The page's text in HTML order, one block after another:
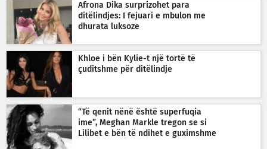
Afrona Dika surprizohet para
ditëlindjes: I fejuari e mbulon me
dhurata luksoze
Khloe i bën Kylie-t një tortë të
çuditshme për ditëlindje
“Të qenit nënë është superfuqia
ime”, Meghan Markle tregon se si
Lilibet e bën të ndihet e guximshme